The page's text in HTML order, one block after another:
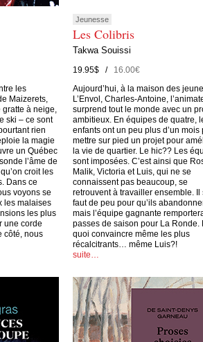
les
Maizerets,
gratte à neige,
ski – ce sont
rien
la magie
un Québec
l’âme de
croit les
Dans ce
voyons se
les malaises
les plus
une corde
côté, nous
Jeunesse
Les Colibris
Takwa Souissi
19.95$ /16.00€
Aujourd’hui, à la maison des
L’Envol, Charles-Antoine,
surprend tout le monde avec un
ambitieux. En équipes de quatre,
enfants ont un peu plus d’un mois
mettre sur pied un projet pour
la vie de quartier. Le hic?? Les
sont imposées. C’est ainsi que
Malik, Victoria et Luis, qui ne se
connaissent pas beaucoup, se
retrouvent à travailler ensemble. Il
faut de peu pour qu’ils
mais l’équipe gagnante
passes de saison pour La Ronde.
quoi convaincre même les plus
récalcitrants… même Luis?!
suite…